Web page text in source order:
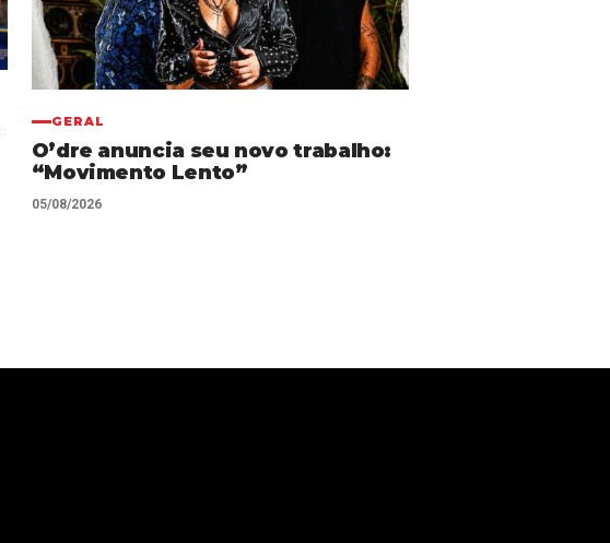
GERAL
O’dre anuncia seu novo trabalho:
“Movimento Lento”
05/08/2026